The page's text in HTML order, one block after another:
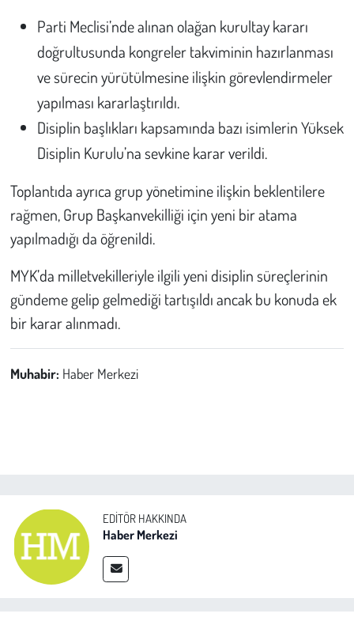
Parti Meclisi’nde alınan olağan kurultay kararı
doğrultusunda kongreler takviminin hazırlanması
ve sürecin yürütülmesine ilişkin görevlendirmeler
yapılması kararlaştırıldı.
Disiplin başlıkları kapsamında bazı isimlerin Yüksek
Disiplin Kurulu’na sevkine karar verildi.
Toplantıda ayrıca grup yönetimine ilişkin beklentilere
rağmen, Grup Başkanvekilliği için yeni bir atama
yapılmadığı da öğrenildi.
MYK’da milletvekilleriyle ilgili yeni disiplin süreçlerinin
gündeme gelip gelmediği tartışıldı ancak bu konuda ek
bir karar alınmadı.
Muhabir: Haber Merkezi
EDITÖR HAKKINDA
Haber Merkezi